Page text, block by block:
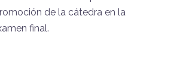
de la cátedra en la
final.